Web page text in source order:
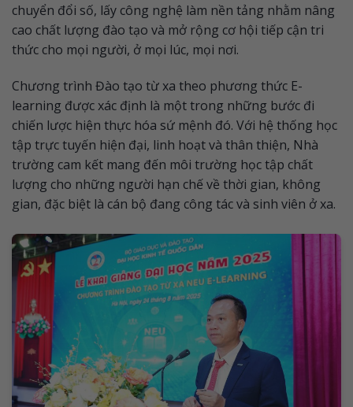
chuyển đổi số, lấy công nghệ làm nền tảng nhằm nâng
cao chất lượng đào tạo và mở rộng cơ hội tiếp cận tri
thức cho mọi người, ở mọi lúc, mọi nơi.
Chương trình Đào tạo từ xa theo phương thức E-
learning được xác định là một trong những bước đi
chiến lược hiện thực hóa sứ mệnh đó. Với hệ thống học
tập trực tuyến hiện đại, linh hoạt và thân thiện, Nhà
trường cam kết mang đến môi trường học tập chất
lượng cho những người hạn chế về thời gian, không
gian, đặc biệt là cán bộ đang công tác và sinh viên ở xa.